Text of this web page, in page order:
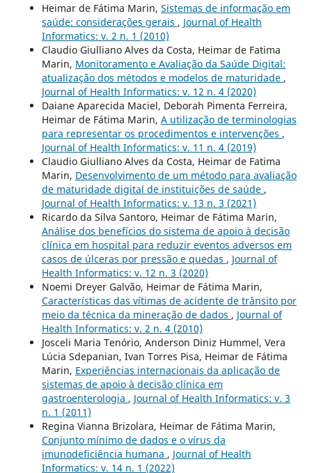
Heimar de Fátima Marin, Sistemas de informação em
saúde: considerações gerais , Journal of Health
Informatics: v. 2 n. 1 (2010)
Claudio Giulliano Alves da Costa, Heimar de Fatima
Marin, Monitoramento e Avaliação da Saúde Digital:
atualização dos métodos e modelos de maturidade ,
Journal of Health Informatics: v. 12 n. 4 (2020)
Daiane Aparecida Maciel, Deborah Pimenta Ferreira,
Heimar de Fátima Marin, A utilização de terminologias
para representar os procedimentos e intervenções ,
Journal of Health Informatics: v. 11 n. 4 (2019)
Claudio Giulliano Alves da Costa, Heimar de Fatima
Marin, Desenvolvimento de um método para avaliação
de maturidade digital de instituições de saúde ,
Journal of Health Informatics: v. 13 n. 3 (2021)
Ricardo da Silva Santoro, Heimar de Fátima Marin,
Análise dos benefícios do sistema de apoio à decisão
clínica em hospital para reduzir eventos adversos em
casos de úlceras por pressão e quedas , Journal of
Health Informatics: v. 12 n. 3 (2020)
Noemi Dreyer Galvão, Heimar de Fátima Marin,
Características das vítimas de acidente de trânsito por
meio da técnica da mineração de dados , Journal of
Health Informatics: v. 2 n. 4 (2010)
Josceli Maria Tenório, Anderson Diniz Hummel, Vera
Lúcia Sdepanian, Ivan Torres Pisa, Heimar de Fátima
Marin, Experiências internacionais da aplicação de
sistemas de apoio à decisão clínica em
gastroenterologia , Journal of Health Informatics: v. 3
n. 1 (2011)
Regina Vianna Brizolara, Heimar de Fátima Marin,
Conjunto mínimo de dados e o vírus da
imunodeficiência humana , Journal of Health
Informatics: v. 14 n. 1 (2022)